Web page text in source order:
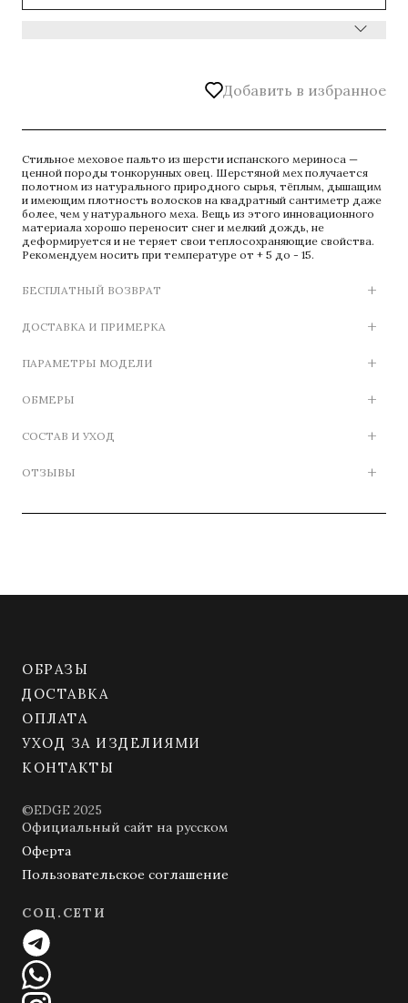
Добавить в избранное
Стильное меховое пальто из шерсти испанского мериноса —
ценной породы тонкорунных овец. Шерстяной мех получается
полотном из натурального природного сырья, тёплым, дышащим
и имеющим плотность волосков на квадратный сантиметр даже
более, чем у натурального меха. Вещь из этого инновационного
материала хорошо переносит снег и мелкий дождь, не
деформируется и не теряет свои теплосохраняющие свойства.
Рекомендуем носить при температуре от + 5 до - 15.
БЕСПЛАТНЫЙ ВОЗВРАТ
ДОСТАВКА И ПРИМЕРКА
ПАРАМЕТРЫ МОДЕЛИ
ОБМЕРЫ
СОСТАВ И УХОД
ОТЗЫВЫ
©EDGE 2025
Официальный сайт на русском
Оферта
Пользовательское соглашение
ОБРАЗЫ
ДОСТАВКА
ОПЛАТА
УХОД ЗА ИЗДЕЛИЯМИ
КОНТАКТЫ
СОЦ.СЕТИ